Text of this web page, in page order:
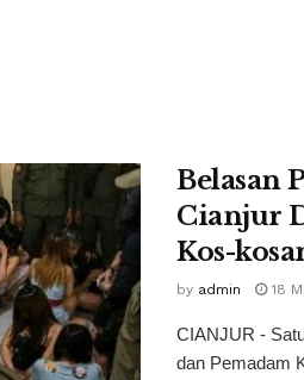
Belasan
Cianjur
Kos-
by admin 18
CIANJUR -
dan Pemadam